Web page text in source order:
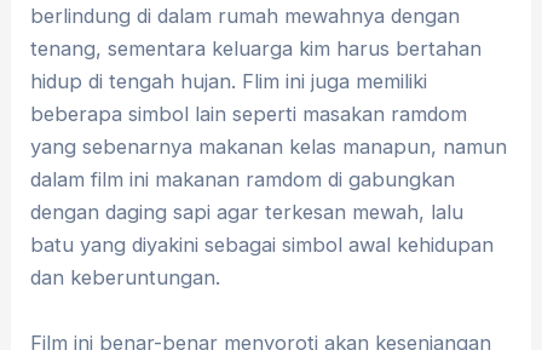
berlindung di dalam rumah mewahnya dengan
tenang, sementara keluarga kim harus bertahan
hidup di tengah hujan. Flim ini juga memiliki
beberapa simbol lain seperti masakan ramdom
yang sebenarnya makanan kelas manapun, namun
dalam film ini makanan ramdom di gabungkan
dengan daging sapi agar terkesan mewah, lalu
batu yang diyakini sebagai simbol awal kehidupan
dan keberuntungan.
Film ini benar-benar menyoroti akan kesenjangan